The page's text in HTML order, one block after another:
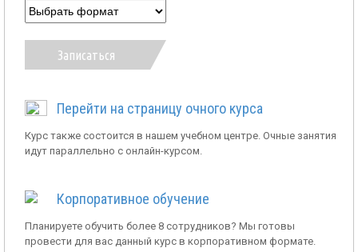
Записаться
Перейти на страницу очного курса
Курс также состоится в нашем учебном центре. Очные занятия
идут параллельно с онлайн-курсом.
Корпоративное обучение
Планируете обучить более 8 сотрудников? Мы готовы
провести для вас данный курс в корпоративном формате.